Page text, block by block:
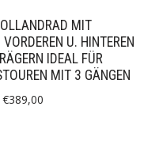
MIT
U. HINTEREN
IDEAL FÜR
MIT 3 GÄNGEN
€389,00